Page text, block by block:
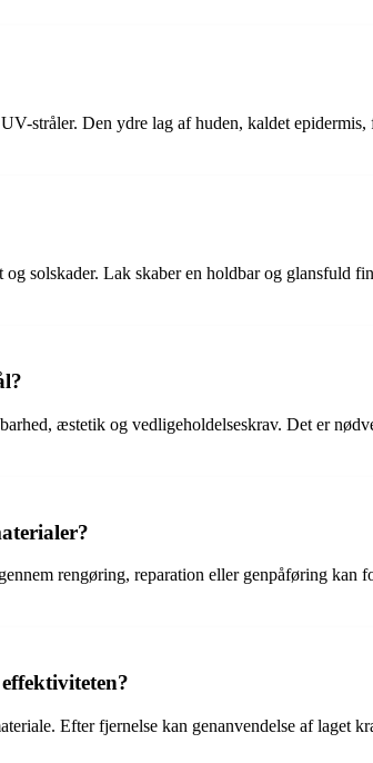
stråler. Den ydre lag af huden, kaldet
solskader. Lak skaber en holdbar og glansfuld
æstetik og vedligeholdelseskrav. Det er
rengøring, reparation eller genpåføring kan
Efter fjernelse kan genanvendelse af laget